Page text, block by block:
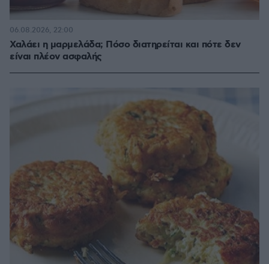
Χαλάει η μαρμελάδα; Πόσο διατηρείται και πότε δεν
είναι πλέον ασφαλής
06.08.2026, 22:00